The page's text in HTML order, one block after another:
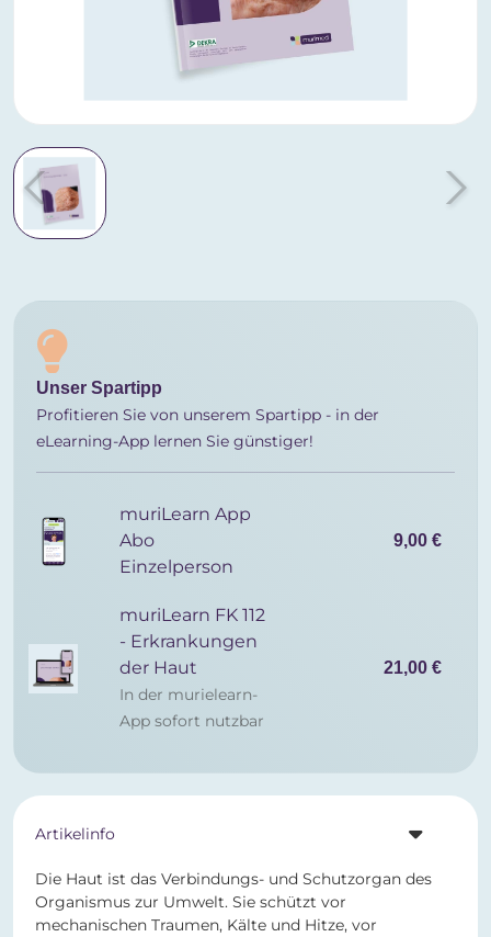
Unser Spartipp
Profitieren Sie von unserem Spartipp - in der
eLearning-App lernen Sie günstiger!
muriLearn App
Abo
Einzelperson
9,00 €
muriLearn FK 112
- Erkrankungen
der Haut
In der murielearn-
App sofort nutzbar
21,00 €
Artikelinfo
Die Haut ist das Verbindungs- und Schutzorgan des
Organismus zur Umwelt. Sie schützt vor
mechanischen Traumen, Kälte und Hitze, vor